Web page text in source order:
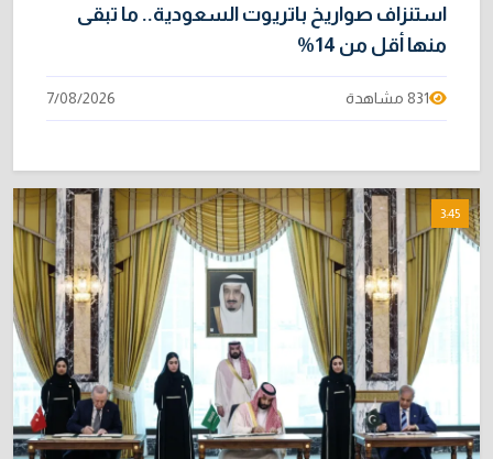
استنزاف صواريخ باتريوت السعودية.. ما تبقى
منها أقل من 14%
831 مشاهدة 7/08/2026
3:45